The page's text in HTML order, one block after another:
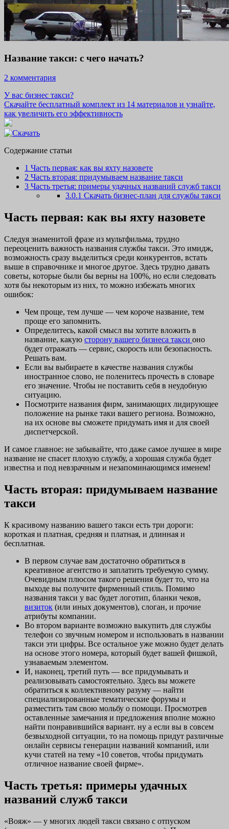
Название такси: с чего начать?
2 комментария
У вас бизнес такси?
Скачайте бесплатный комплект из 14 материалов и узнайте,
как увеличить его эффективность
Содержание статьи
1 Часть первая: как вы яхту назовете
2 Часть вторая: придумываем название такси
3 Часть третья: примеры удачных названий служб такси
3.0.1 Скачать бизнес-план для службы такси
Часть первая: как вы яхту назовете
Следуя знаменитой фразе из мультфильма, трудно
переоценить важность названия службы такси. Это имидж,
возможность сразу выделиться среди конкурентов, встать
выше в справочнике и многое другое. Здесь трудно давать
советы, которые были бы верны на 100%, но если следовать
хотя бы некоторым из них, то можно избежать многих
ошибок:
Чем проще, тем лучше — чем короче название, тем
проще его запомнить.
Определитесь, какой смысл вы хотите вложить в
название, какую сторону вашего бизнеса такси оно
будет отражать — сервис, скорость или безопасность.
Решать вам.
Если вы выбираете в качестве названия службы
иностранное слово, не поленитесь прочесть в словаре
его значение. Чтобы не поставить себя в неудобную
ситуацию.
Посмотрите названия фирм, занимающих лидирующее
положение на рынке таки вашего региона. Возможно,
на их основе вы сможете придумать имя и для своей
диспетчерской.
И самое главное: не забывайте, что даже самое лучшее в мире
название не спасет плохую службу, а хорошая служба будет
известна и под невзрачным и незапоминающимся именем!
Часть вторая: придумываем название
такси
К красивому названию вашего такси есть три дороги:
короткая и платная, средняя и платная, и длинная и
бесплатная.
В первом случае вам достаточно обратиться в
креативное агентство и заплатить требуемую сумму.
Очевидным плюсом такого решения будет то, что на
выходе вы получите фирменный стиль. Помимо
названия такси у вас будет логотип, бланки чеков,
визиток (или иных документов), слоган, и прочие
атрибуты компании.
Во втором варианте возможно выкупить для службы
телефон со звучным номером и использовать в названии
такси эти цифры. Все остальное уже можно будет делать
на основе этого номера, который будет вашей фишкой,
узнаваемым элементом.
И, наконец, третий путь — все придумывать и
реализовывать самостоятельно. Здесь вы можете
обратиться к коллективному разуму — найти
специализированные тематические форумы и
разместить там свою мольбу о помощи. Просмотрев
оставленные замечания и предложения вполне можно
найти понравившийся вариант. ну а если вы в совсем
безвыходной ситуации, то на помощь придут различные
онлайн сервисы генерации названий компаний, или
кучи статей на тему «10 советов, чтобы придумать
отличное название своей фирме».
Часть третья: примеры удачных
названий служб такси
«Вояж» — у многих людей такси связано с отпуском